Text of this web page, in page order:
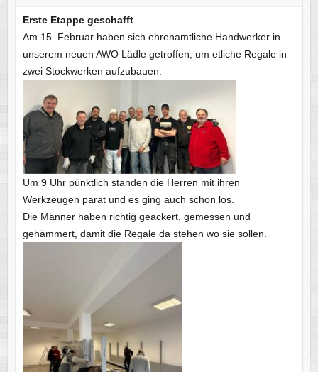
Erste Etappe geschafft
Am 15. Februar haben sich ehrenamtliche Handwerker in
unserem neuen AWO Lädle getroffen, um etliche Regale in
zwei Stockwerken aufzubauen.
Um 9 Uhr pünktlich standen die Herren mit ihren
Werkzeugen parat und es ging auch schon los.
Die Männer haben richtig geackert, gemessen und
gehämmert, damit die Regale da stehen wo sie sollen.